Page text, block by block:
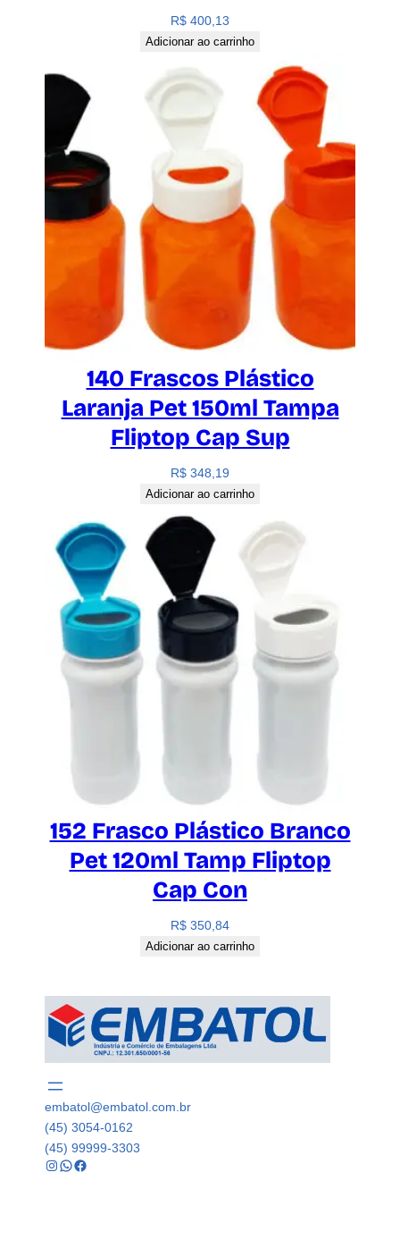
R$ 400,13
Adicionar ao carrinho
140 Frascos Plástico
Laranja Pet 150ml Tampa
Fliptop Cap Sup
R$ 348,19
Adicionar ao carrinho
152 Frasco Plástico Branco
Pet 120ml Tamp Fliptop
Cap Con
R$ 350,84
Adicionar ao carrinho
embatol@embatol.com.br
(45) 3054-0162
(45) 99999-3303
Instagram WhatsApp Facebook